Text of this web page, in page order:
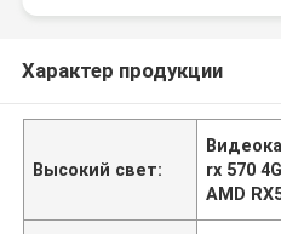
Характер продукции
Высокий свет:
rx 570
AMD